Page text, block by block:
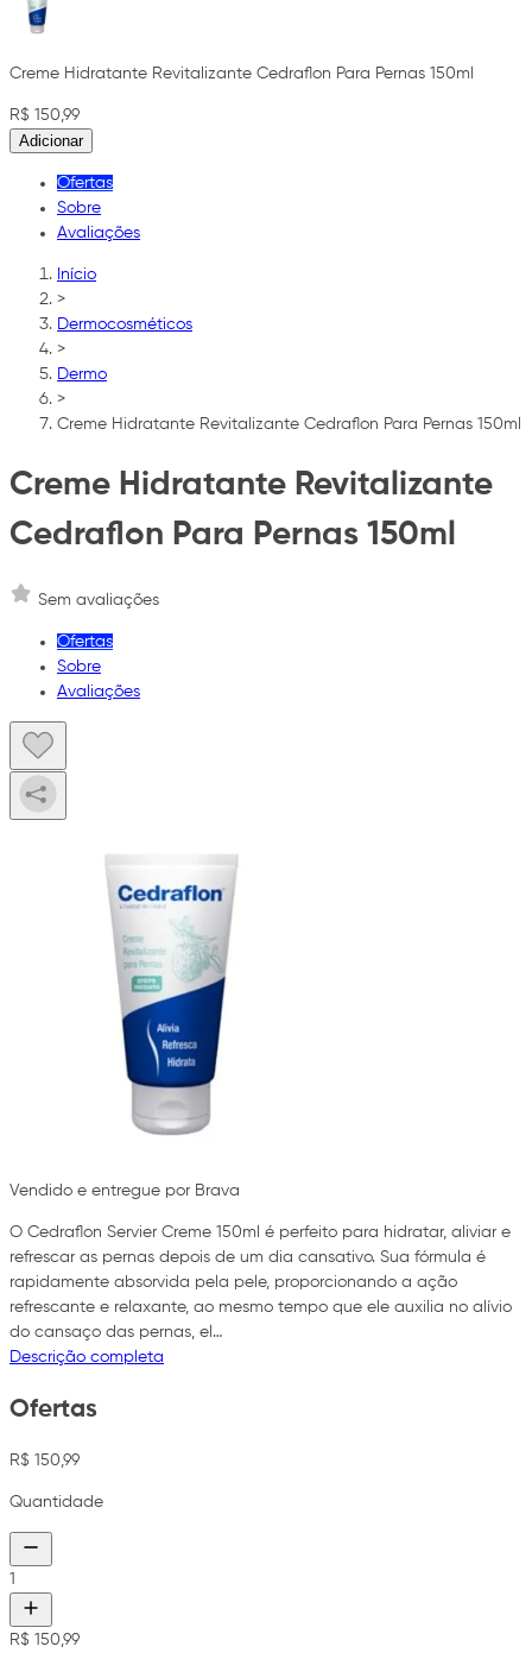
Creme Hidratante Revitalizante Cedraflon Para Pernas 150ml
R$ 150,99
Adicionar
Ofertas
Sobre
Avaliações
Início
>
Dermocosméticos
>
Dermo
>
Creme Hidratante Revitalizante Cedraflon Para Pernas 150ml
Creme Hidratante Revitalizante
Cedraflon Para Pernas 150ml
Sem avaliações
Ofertas
Sobre
Avaliações
Vendido e entregue por Brava
O Cedraflon Servier Creme 150ml é perfeito para hidratar, aliviar e
refrescar as pernas depois de um dia cansativo. Sua fórmula é
rapidamente absorvida pela pele, proporcionando a ação
refrescante e relaxante, ao mesmo tempo que ele auxilia no alívio
do cansaço das pernas, el…
Descrição completa
Ofertas
R$ 150,99
Quantidade
1
R$ 150,99